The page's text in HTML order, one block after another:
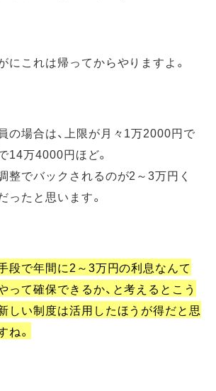
にこれは帰ってからやりますよ。
の場合は、上限が月々1万2000円で
14万4000円ほど。
整でバックされるのが2～3万円く
ったと思います。
段で年間に2～3万円の利息なんて
って確保できるか、と考えるとこう
しい制度は活用したほうが得だと思
ね。